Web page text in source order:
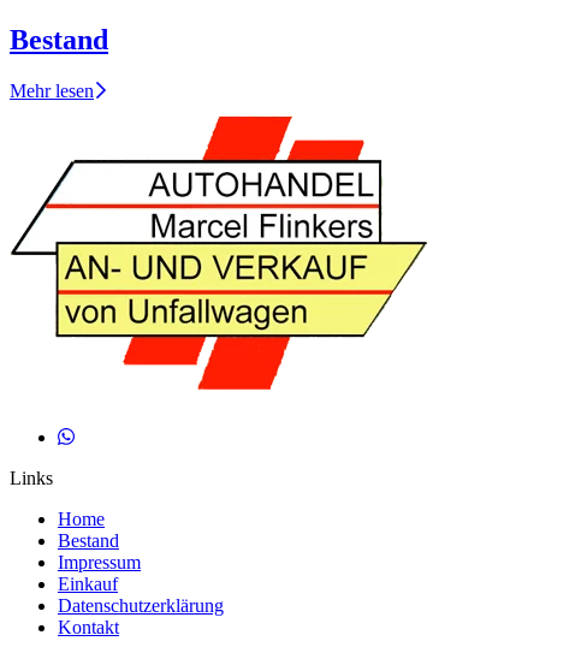
Bestand
Mehr lesen
Links
Home
Bestand
Impressum
Einkauf
Datenschutzerklärung
Kontakt